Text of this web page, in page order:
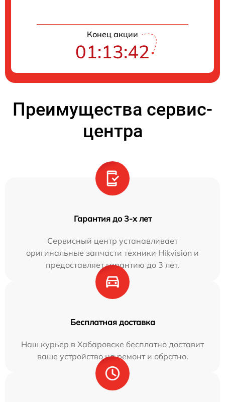
Конец акции
01:13:41
Преимущества сервис-
центра
Гарантия до 3-х лет
Сервисный центр устанавливает
оригинальные запчасти техники Hikvision и
предоставляет гарантию до 3 лет.
Бесплатная доставка
Наш курьер в Хабаровске бесплатно доставит
ваше устройство на ремонт и обратно.